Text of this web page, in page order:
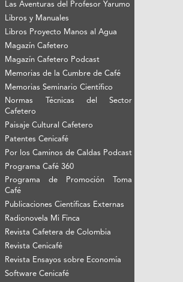
Las Aventuras del Profesor Yarumo
Libros y Manuales
Libros Proyecto Manos al Agua
Magazín Cafetero
Magazín Cafetero Podcast
Memorias de la Cumbre de Café
Memorias Seminario Científico
Normas Técnicas del Sector
Cafetero
Paisaje Cultural Cafetero
Patentes Cenicafé
Por los Caminos de Caldas Podcast
Programa Café 360
Programa de Promoción Toma
Café
Publicaciones Científicas Externas
Radionovela Mi Finca
Revista Cafetera de Colombia
Revista Cenicafé
Revista Ensayos sobre Economía
Software Cenicafé